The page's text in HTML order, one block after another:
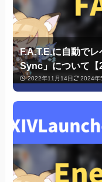
F.A.T.E.に自動で
Sync」について【
2022年11月14日 2024年